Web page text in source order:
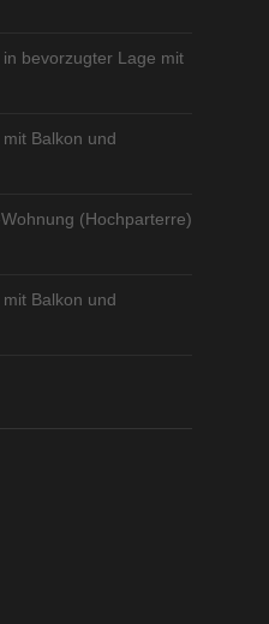
bevorzugter Lage mit
Balkon und
(Hochparterre)
Balkon und